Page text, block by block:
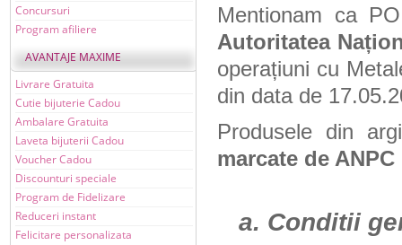
Concursuri
Program afiliere
AVANTAJE MAXIME
Livrare Gratuita
Cutie bijuterie Cadou
Ambalare Gratuita
Laveta bijuterii Cadou
Voucher Cadou
Discounturi speciale
Program de Fidelizare
Reduceri instant
Felicitare personalizata
Mentionam ca
Autoritatea
operațiuni cu
din data de
Produsele din
marcate de ANPC
a. Conditii